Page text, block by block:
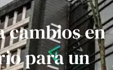
cambios en
para un